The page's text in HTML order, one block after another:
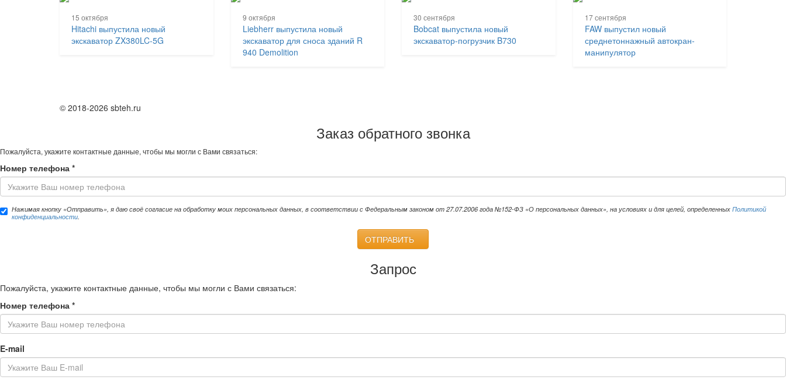
15 октября
Hitachi выпустила новый
экскаватор ZX380LC-5G
9 октября
Liebherr выпустила новый
экскаватор для сноса зданий R
940 Demolition
30 сентября
Bobcat выпустила новый
экскаватор-погрузчик B730
17 сентября
FAW выпустил новый
среднетоннажный автокран-
манипулятор
© 2018-2026 sbteh.ru
Заказ обратного звонка
Пожалуйста, укажите контактные данные, чтобы мы могли с Вами связаться:
Номер телефона *
Нажимая кнопку «Отправить», я даю своё согласие на обработку моих персональных данных, в соответствии с Федеральным законом от 27.07.2006 года №152-ФЗ «О персональных данных», на условиях и для целей, определенных Политикой
конфиденциальности.
ОТПРАВИТЬ
Запрос
Пожалуйста, укажите контактные данные, чтобы мы могли с Вами связаться:
Номер телефона *
E-mail